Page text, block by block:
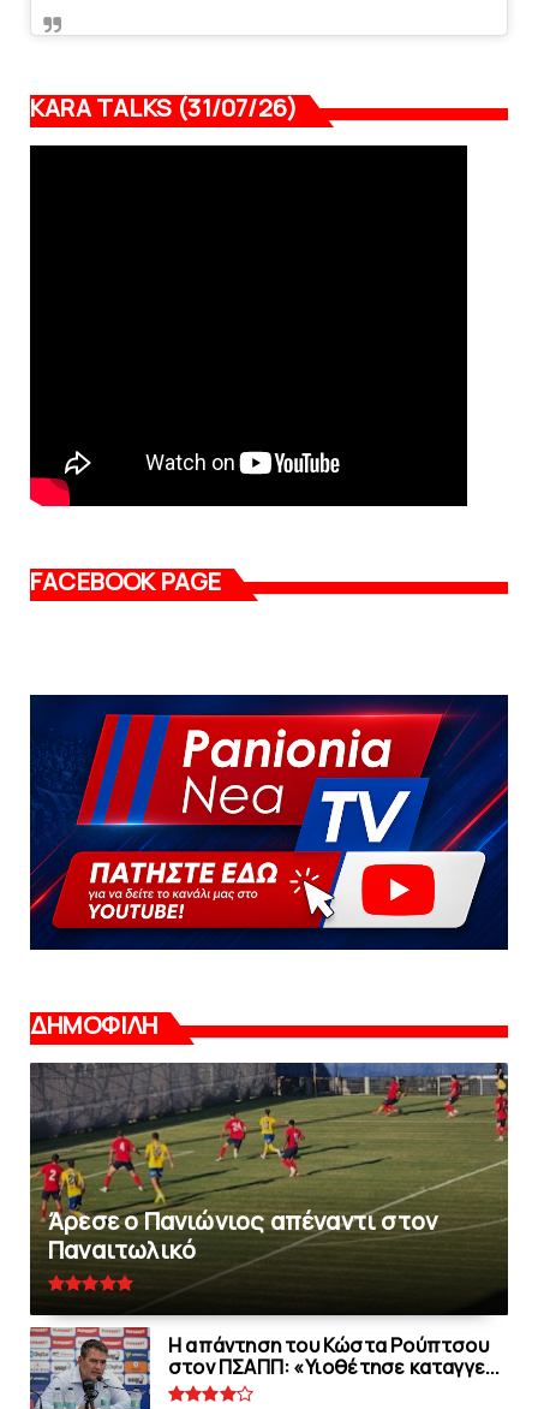
KARA TALKS (31/07/26)
FACEBOOK PAGE
ΔΗΜΟΦΙΛΗ
Άρεσε ο Πανιώνιος απέναντι στoν
Παναιτωλικό
Η απάντηση του Κώστα Ρούπτσου
στον ΠΣΑΠΠ: «Υιοθέτησε καταγγε...